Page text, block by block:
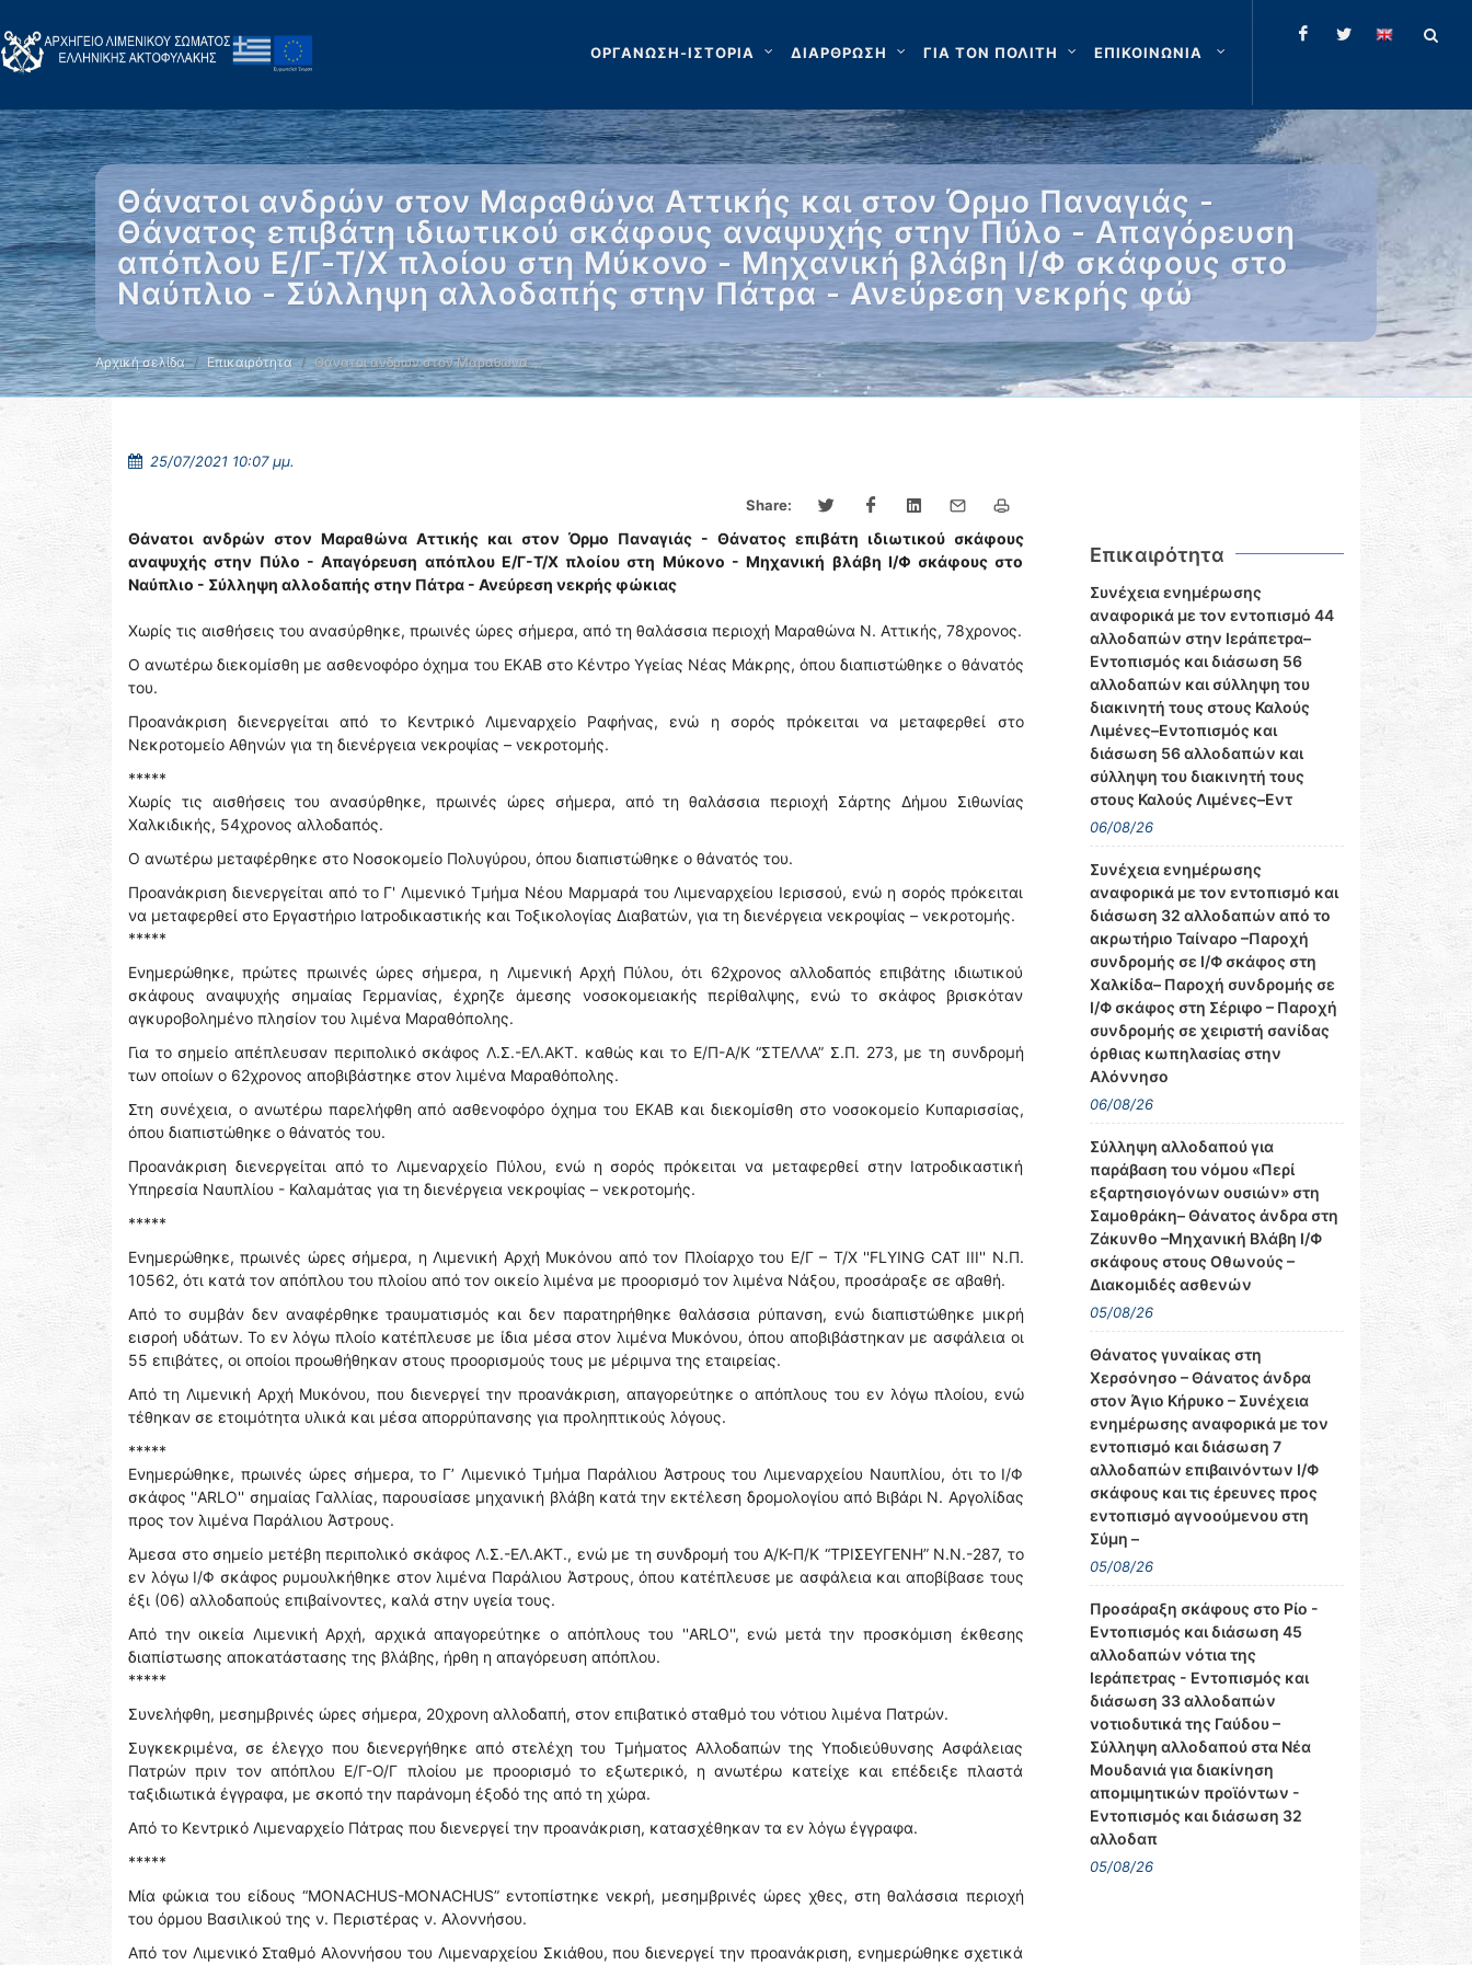
ΟΡΓΑΝΩΣΗ-ΙΣΤΟΡΙΑ ΔΙΑΡΘΡΩΣΗ ΓΙΑ ΤΟΝ ΠΟΛΙΤΗ ΕΠΙΚΟΙΝΩΝΙΑ
Θάνατοι ανδρών στον Μαραθώνα Αττικής και στον Όρμο Παναγιάς -
Θάνατος επιβάτη ιδιωτικού σκάφους αναψυχής στην Πύλο - Απαγόρευση
απόπλου Ε/Γ-Τ/Χ πλοίου στη Μύκονο - Μηχανική βλάβη Ι/Φ σκάφους στο
Ναύπλιο - Σύλληψη αλλοδαπής στην Πάτρα - Ανεύρεση νεκρής φώ
Αρχική σελίδα Επικαιρότητα Θάνατοι ανδρών στον Μαραθώνα …
25/07/2021 10:07 μμ.
Share:
Θάνατοι ανδρών στον Μαραθώνα Αττικής και στον Όρμο Παναγιάς - Θάνατος επιβάτη ιδιωτικού σκάφους
αναψυχής στην Πύλο - Απαγόρευση απόπλου Ε/Γ-Τ/Χ πλοίου στη Μύκονο - Μηχανική βλάβη Ι/Φ σκάφους στο
Ναύπλιο - Σύλληψη αλλοδαπής στην Πάτρα - Ανεύρεση νεκρής φώκιας
Χωρίς τις αισθήσεις του ανασύρθηκε, πρωινές ώρες σήμερα, από τη θαλάσσια περιοχή Μαραθώνα Ν. Αττικής, 78χρονος.
Ο ανωτέρω διεκομίσθη με ασθενοφόρο όχημα του ΕΚΑΒ στο Κέντρο Υγείας Νέας Μάκρης, όπου διαπιστώθηκε ο θάνατός
του.
Προανάκριση διενεργείται από το Κεντρικό Λιμεναρχείο Ραφήνας, ενώ η σορός πρόκειται να μεταφερθεί στο
Νεκροτομείο Αθηνών για τη διενέργεια νεκροψίας – νεκροτομής.
*****
Χωρίς τις αισθήσεις του ανασύρθηκε, πρωινές ώρες σήμερα, από τη θαλάσσια περιοχή Σάρτης Δήμου Σιθωνίας
Χαλκιδικής, 54χρονος αλλοδαπός.
Ο ανωτέρω μεταφέρθηκε στο Νοσοκομείο Πολυγύρου, όπου διαπιστώθηκε ο θάνατός του.
Προανάκριση διενεργείται από το Γ' Λιμενικό Τμήμα Νέου Μαρμαρά του Λιμεναρχείου Ιερισσού, ενώ η σορός πρόκειται
να μεταφερθεί στο Εργαστήριο Ιατροδικαστικής και Τοξικολογίας Διαβατών, για τη διενέργεια νεκροψίας – νεκροτομής.
*****
Ενημερώθηκε, πρώτες πρωινές ώρες σήμερα, η Λιμενική Αρχή Πύλου, ότι 62χρονος αλλοδαπός επιβάτης ιδιωτικού
σκάφους αναψυχής σημαίας Γερμανίας, έχρηζε άμεσης νοσοκομειακής περίθαλψης, ενώ το σκάφος βρισκόταν
αγκυροβολημένο πλησίον του λιμένα Μαραθόπολης.
Για το σημείο απέπλευσαν περιπολικό σκάφος Λ.Σ.-ΕΛ.ΑΚΤ. καθώς και το Ε/Π-Α/Κ “ΣΤΕΛΛΑ” Σ.Π. 273, με τη συνδρομή
των οποίων ο 62χρονος αποβιβάστηκε στον λιμένα Μαραθόπολης.
Στη συνέχεια, ο ανωτέρω παρελήφθη από ασθενοφόρο όχημα του ΕΚΑΒ και διεκομίσθη στο νοσοκομείο Κυπαρισσίας,
όπου διαπιστώθηκε ο θάνατός του.
Προανάκριση διενεργείται από το Λιμεναρχείο Πύλου, ενώ η σορός πρόκειται να μεταφερθεί στην Ιατροδικαστική
Υπηρεσία Ναυπλίου - Καλαμάτας για τη διενέργεια νεκροψίας – νεκροτομής.
*****
Ενημερώθηκε, πρωινές ώρες σήμερα, η Λιμενική Αρχή Μυκόνου από τον Πλοίαρχο του Ε/Γ – Τ/Χ ''FLYING CAT III'' N.Π.
10562, ότι κατά τον απόπλου του πλοίου από τον οικείο λιμένα με προορισμό τον λιμένα Νάξου, προσάραξε σε αβαθή.
Από το συμβάν δεν αναφέρθηκε τραυματισμός και δεν παρατηρήθηκε θαλάσσια ρύπανση, ενώ διαπιστώθηκε μικρή
εισροή υδάτων. Το εν λόγω πλοίο κατέπλευσε με ίδια μέσα στον λιμένα Μυκόνου, όπου αποβιβάστηκαν με ασφάλεια οι
55 επιβάτες, οι οποίοι προωθήθηκαν στους προορισμούς τους με μέριμνα της εταιρείας.
Από τη Λιμενική Αρχή Μυκόνου, που διενεργεί την προανάκριση, απαγορεύτηκε ο απόπλους του εν λόγω πλοίου, ενώ
τέθηκαν σε ετοιμότητα υλικά και μέσα απορρύπανσης για προληπτικούς λόγους.
*****
Ενημερώθηκε, πρωινές ώρες σήμερα, το Γ’ Λιμενικό Τμήμα Παράλιου Άστρους του Λιμεναρχείου Ναυπλίου, ότι το Ι/Φ
σκάφος ''ARLO'' σημαίας Γαλλίας, παρουσίασε μηχανική βλάβη κατά την εκτέλεση δρομολογίου από Βιβάρι Ν. Αργολίδας
προς τον λιμένα Παράλιου Άστρους.
Άμεσα στο σημείο μετέβη περιπολικό σκάφος Λ.Σ.-ΕΛ.ΑΚΤ., ενώ με τη συνδρομή του Α/Κ-Π/Κ “ΤΡΙΣΕΥΓΕΝΗ” Ν.Ν.-287, το
εν λόγω Ι/Φ σκάφος ρυμουλκήθηκε στον λιμένα Παράλιου Άστρους, όπου κατέπλευσε με ασφάλεια και αποβίβασε τους
έξι (06) αλλοδαπούς επιβαίνοντες, καλά στην υγεία τους.
Από την οικεία Λιμενική Αρχή, αρχικά απαγορεύτηκε ο απόπλους του ''ARLO'', ενώ μετά την προσκόμιση έκθεσης
διαπίστωσης αποκατάστασης της βλάβης, ήρθη η απαγόρευση απόπλου.
*****
Συνελήφθη, μεσημβρινές ώρες σήμερα, 20χρονη αλλοδαπή, στον επιβατικό σταθμό του νότιου λιμένα Πατρών.
Συγκεκριμένα, σε έλεγχο που διενεργήθηκε από στελέχη του Τμήματος Αλλοδαπών της Υποδιεύθυνσης Ασφάλειας
Πατρών πριν τον απόπλου Ε/Γ-Ο/Γ πλοίου με προορισμό το εξωτερικό, η ανωτέρω κατείχε και επέδειξε πλαστά
ταξιδιωτικά έγγραφα, με σκοπό την παράνομη έξοδό της από τη χώρα.
Από το Κεντρικό Λιμεναρχείο Πάτρας που διενεργεί την προανάκριση, κατασχέθηκαν τα εν λόγω έγγραφα.
*****
Μία φώκια του είδους “MONACHUS-MONACHUS” εντοπίστηκε νεκρή, μεσημβρινές ώρες χθες, στη θαλάσσια περιοχή
του όρμου Βασιλικού της ν. Περιστέρας ν. Αλοννήσου.
Από τον Λιμενικό Σταθμό Αλοννήσου του Λιμεναρχείου Σκιάθου, που διενεργεί την προανάκριση, ενημερώθηκε σχετικά
Επικαιρότητα
Συνέχεια ενημέρωσης
αναφορικά με τον εντοπισμό 44
αλλοδαπών στην Ιεράπετρα–
Εντοπισμός και διάσωση 56
αλλοδαπών και σύλληψη του
διακινητή τους στους Καλούς
Λιμένες–Εντοπισμός και
διάσωση 56 αλλοδαπών και
σύλληψη του διακινητή τους
στους Καλούς Λιμένες–Εντ
06/08/26
Συνέχεια ενημέρωσης
αναφορικά με τον εντοπισμό και
διάσωση 32 αλλοδαπών από το
ακρωτήριο Ταίναρο –Παροχή
συνδρομής σε Ι/Φ σκάφος στη
Χαλκίδα– Παροχή συνδρομής σε
Ι/Φ σκάφος στη Σέριφο – Παροχή
συνδρομής σε χειριστή σανίδας
όρθιας κωπηλασίας στην
Αλόννησο
06/08/26
Σύλληψη αλλοδαπού για
παράβαση του νόμου «Περί
εξαρτησιογόνων ουσιών» στη
Σαμοθράκη– Θάνατος άνδρα στη
Ζάκυνθο –Μηχανική Βλάβη Ι/Φ
σκάφους στους Οθωνούς –
Διακομιδές ασθενών
05/08/26
Θάνατος γυναίκας στη
Χερσόνησο – Θάνατος άνδρα
στον Άγιο Κήρυκο – Συνέχεια
ενημέρωσης αναφορικά με τον
εντοπισμό και διάσωση 7
αλλοδαπών επιβαινόντων Ι/Φ
σκάφους και τις έρευνες προς
εντοπισμό αγνοούμενου στη
Σύμη –
05/08/26
Προσάραξη σκάφους στο Ρίο -
Εντοπισμός και διάσωση 45
αλλοδαπών νότια της
Ιεράπετρας - Εντοπισμός και
διάσωση 33 αλλοδαπών
νοτιοδυτικά της Γαύδου –
Σύλληψη αλλοδαπού στα Νέα
Μουδανιά για διακίνηση
απομιμητικών προϊόντων -
Εντοπισμός και διάσωση 32
αλλοδαπ
05/08/26